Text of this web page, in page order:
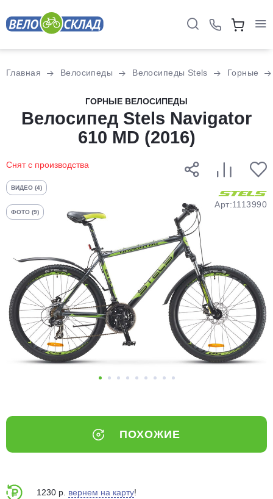
Главная Велосипеды Велосипеды Stels Горные
ГОРНЫЕ ВЕЛОСИПЕДЫ
Велосипед Stels Navigator
610 MD (2016)
Снят с производства
ВИДЕО (4)
ФОТО (9)
Арт:1113990
ПОХОЖИЕ
1230 р. вернем на карту!
Разбейте
оплатуна части
без переплат
График платежей
Добавляйте товары
в корзину
Оплачивайте сегодня только
25% картой любого банка
выбранный способом
Оставшиеся75% будут